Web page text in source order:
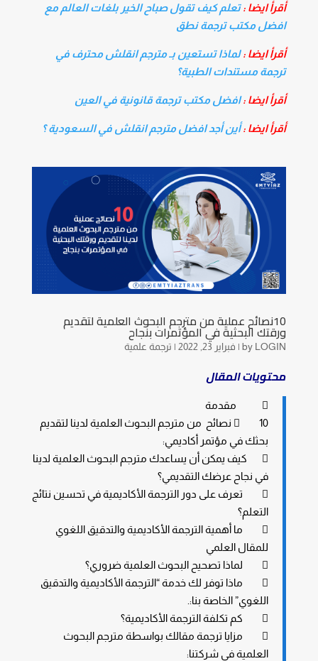
أقرأ ايضا :تعلم كيف تقول صباح الخير بلغات العالم مع
افضل مكتب ترجمة نطق
أقرأ ايضا :لماذا تستعين بـ مترجم انقلش محترف في
ترجمة مستندات الطبية؟
أقرأ ايضا :افضل مكتب ترجمة قانونية في العين
أقرأ ايضا :أين أجد افضل مترجم انقلش في السعودية ؟
10نصائح عملية من مترجم البحوث العلمية لتقديم
ورقتك البحثية في المؤتمرات بنجاح
by LOGIN
| فبراير 23, 2022 | ترجمة علمية
محتويات المقال
 مقدمة
 10 نصائح من مترجم البحوث العلمية لدينا لتقديم
بحثك في مؤتمر أكاديمي:
 كيف يمكن أن يساعدك مترجم البحوث العلمية لدينا
في نجاح عرضك التقديمي؟
 تعرف على دور الترجمة الأكاديمية في تحسين نتائج
التعلم؟
 ما أهمية الترجمة الأكاديمية والتدقيق اللغوي
للمقال العلمي
 لماذا تصحيح البحوث العلمية ضروري؟
 ماذا توفر لك خدمة “الترجمة الأكاديمية والتدقيق
اللغوي” الخاصة بنا:.
 كم تكلفة الترجمة الأكاديمية؟
 مزايا ترجمة مقالك بواسطة مترجم البحوث
العلمية في شركتنا: